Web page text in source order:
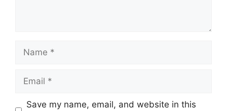
Website
Save my name, email, and website in this